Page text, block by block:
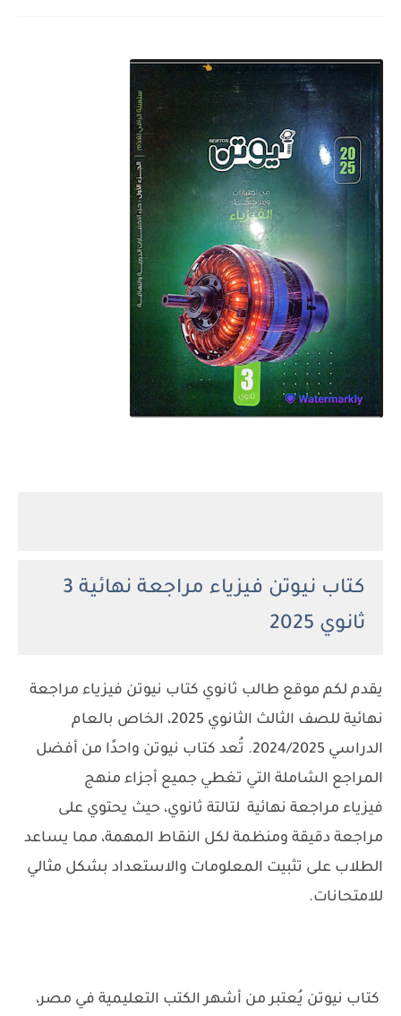
كتاب نيوتن فيزياء مراجعة نهائية 3
ثانوي 2025
يقدم لكم موقع طالب ثانوي كتاب نيوتن فيزياء مراجعة
نهائية للصف الثالث الثانوي 2025، الخاص بالعام
الدراسي 2024/2025. تُعد كتاب نيوتن واحدًا من أفضل
المراجع الشاملة التي تغطي جميع أجزاء منهج
فيزياء مراجعة نهائية لتالتة ثانوي، حيث يحتوي على
مراجعة دقيقة ومنظمة لكل النقاط المهمة، مما يساعد
الطلاب على تثبيت المعلومات والاستعداد بشكل مثالي
للامتحانات.
كتاب نيوتن يُعتبر من أشهر الكتب التعليمية في مصر،